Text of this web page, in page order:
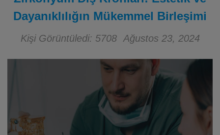
Dayanıklılığın Mükemmel Birleşimi
Kişi Görüntüledi: 5708 Ağustos 23, 2024